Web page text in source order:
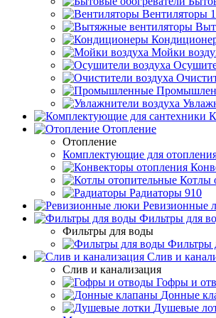
Вентиляторы
Мойки
Отопление
Отопление
Комплектующие для
Котлы
Радиаторы 910
Ревизионные
Фильтры для
Фильтры для воды
Фильтры
Слив и
Слив и канализация
Гофры и
Донные
Душевые